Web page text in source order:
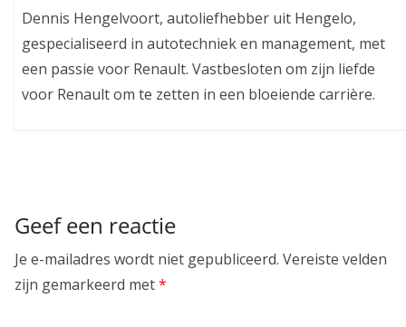
Dennis Hengelvoort, autoliefhebber uit Hengelo,
gespecialiseerd in autotechniek en management, met
een passie voor Renault. Vastbesloten om zijn liefde
voor Renault om te zetten in een bloeiende carrière.
Geef een reactie
Je e-mailadres wordt niet gepubliceerd. Vereiste velden
zijn gemarkeerd met*